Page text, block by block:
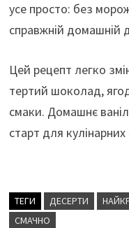
усе просто: без
справжній домашній
Цей рецепт легко
тертий шоколад,
смаки. Домашнє
старт для кулінарних
ТЕГИ ДЕСЕРТИ
СМАЧНО